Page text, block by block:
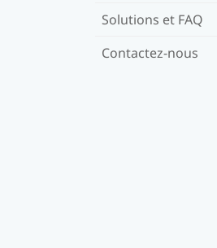
Solutions et FAQ
Contactez-nous